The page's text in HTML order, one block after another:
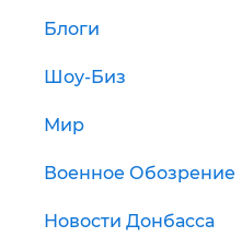
Блоги
Шоу-Биз
Мир
Военное Обозрение
Новости Донбасса